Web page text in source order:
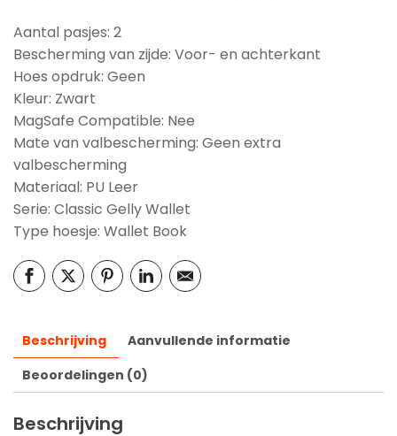
Aantal pasjes: 2
Bescherming van zijde: Voor- en achterkant
Hoes opdruk: Geen
Kleur: Zwart
MagSafe Compatible: Nee
Mate van valbescherming: Geen extra
valbescherming
Materiaal: PU Leer
Serie: Classic Gelly Wallet
Type hoesje: Wallet Book
Beschrijving
Aanvullende informatie
Beoordelingen (0)
Beschrijving